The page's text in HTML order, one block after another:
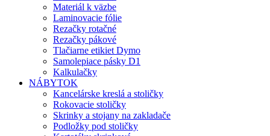
Materiál k väzbe
Laminovacie fólie
Rezačky rotačné
Rezačky pákové
Tlačiarne etikiet Dymo
Samolepiace pásky D1
Kalkulačky
NÁBYTOK
Kancelárske kreslá a stoličky
Rokovacie stoličky
Skrinky a stojany na zakladače
Podložky pod stoličky